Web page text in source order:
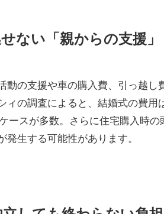
ない「親からの支援」
の支援や車の購入費、引っ越し
ィの調査によると、結婚式の費用
ースが多数。さらに住宅購入時
生する可能性があります。